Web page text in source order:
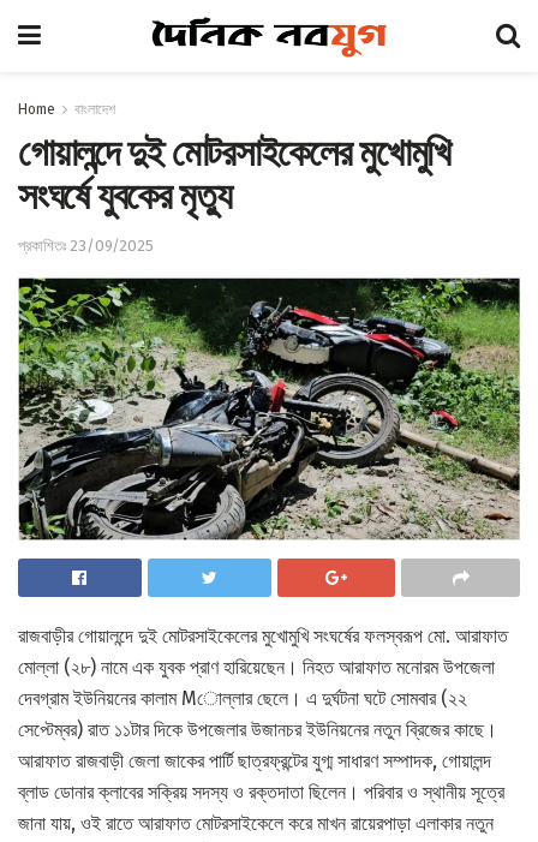
Home বাংলাদেশ
গোয়ালন্দে দুই মোটরসাইকেলের মুখোমুখি
সংঘর্ষে যুবকের মৃত্যু
প্রকাশিতঃ 23/09/2025
রাজবাড়ীর গোয়ালন্দে দুই মোটরসাইকেলের মুখোমুখি সংঘর্ষের ফলস্বরূপ মো. আরাফাত
মোল্লা (২৮) নামে এক যুবক প্রাণ হারিয়েছেন। নিহত আরাফাত মনোরম উপজেলা
দেবগ্রাম ইউনিয়নের কালাম Mোল্লার ছেলে। এ দুর্ঘটনা ঘটে সোমবার (২২
সেপ্টেম্বর) রাত ১১টার দিকে উপজেলার উজানচর ইউনিয়নের নতুন ব্রিজের কাছে।
আরাফাত রাজবাড়ী জেলা জাকের পার্টি ছাত্রফ্রন্টের যুগ্ম সাধারণ সম্পাদক, গোয়ালন্দ
ব্লাড ডোনার ক্লাবের সক্রিয় সদস্য ও রক্তদাতা ছিলেন। পরিবার ও স্থানীয় সূত্রে
জানা যায়, ওই রাতে আরাফাত মোটরসাইকেলে করে মাখন রায়েরপাড়া এলাকার নতুন